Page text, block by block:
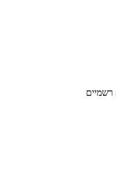
רשמיים